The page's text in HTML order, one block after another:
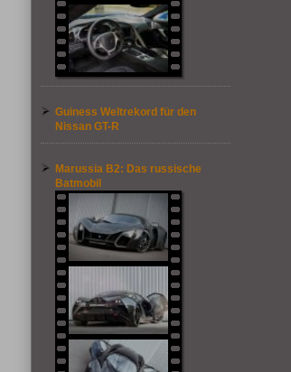
Guiness Weltrekord für den
Nissan GT-R
Marussia B2: Das russische
Batmobil